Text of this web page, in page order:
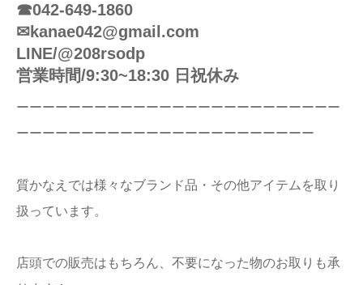
☎042-649-1860
✉kanae042@gmail.com
LINE/@208rsodp
営業時間/9:30~18:30 日祝休み
ーーーーーーーーーーーーーーーーーーーーーーーーー
ーーーーーーーーーーーーーーーーーーーーーーー
質かなえでは様々なブランド品・その他アイテムを取り
扱っています。
店頭での販売はもちろん、不要になった物のお取りも承